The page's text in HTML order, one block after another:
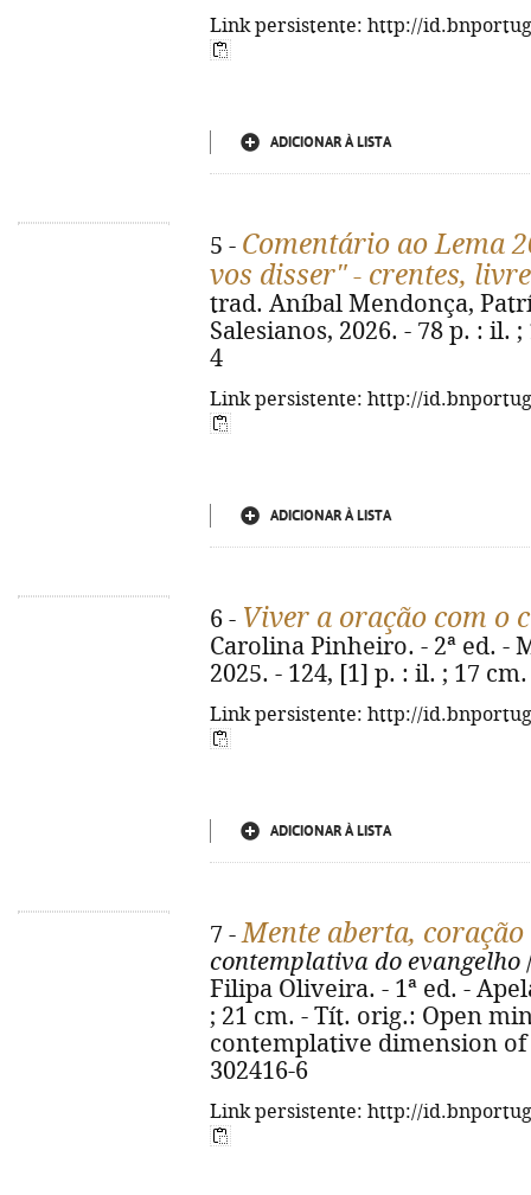
Link persistente: http://
ADICIONAR À LISTA
5 - Comentário ao Lema
vos disser" - crentes,
trad. Aníbal Mendonça,
Salesianos, 2026. - 78 p. : il.
4
Link persistente: http://
ADICIONAR À LISTA
6 - Viver a oração com o
Carolina Pinheiro. - 2ª ed. -
2025. - 124, [1] p. : il. ; 17
Link persistente: http://
ADICIONAR À LISTA
7 -Mente aberta,
contemplativa do evangelho
Filipa Oliveira. - 1ª ed. -
; 21 cm. - Tít. orig.: Open
contemplative dimension of
302416-6
Link persistente: http://